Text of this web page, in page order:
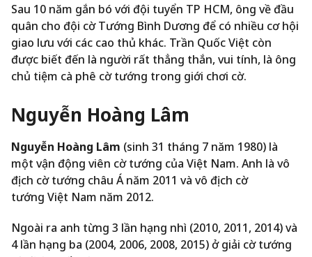
Sau 10 năm gắn bó với đội tuyển TP HCM, ông về đầu
quân cho đội cờ Tướng Bình Dương để có nhiều cơ hội
giao lưu với các cao thủ khác. Trần Quốc Việt còn
được biết đến là người rất thẳng thắn, vui tính, là ông
chủ tiệm cà phê cờ tướng trong giới chơi cờ.
Nguyễn Hoàng Lâm
Nguyễn Hoàng Lâm (sinh 31 tháng 7 năm 1980) là
một vận động viên cờ tướng của Việt Nam. Anh là vô
địch cờ tướng châu Á năm 2011 và vô địch cờ
tướng Việt Nam năm 2012.
Ngoài ra anh từng 3 lần hạng nhì (2010, 2011, 2014) và
4 lần hạng ba (2004, 2006, 2008, 2015) ở giải cờ tướng